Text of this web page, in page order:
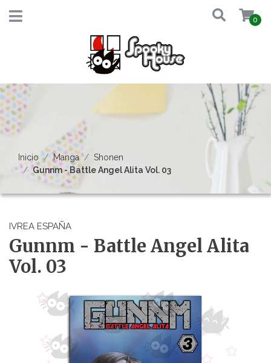
0
Inicio Manga
Shonen
Gunnm - Battle Angel Alita Vol. 03
IVREA ESPAÑA
Gunnm - Battle Angel Alita
Vol. 03